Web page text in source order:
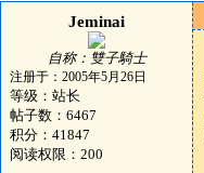
Jeminai
自称：雙子騎士
注册于：2005年5月26日
等级：站长
帖子数：6467
积分：41847
阅读权限：200